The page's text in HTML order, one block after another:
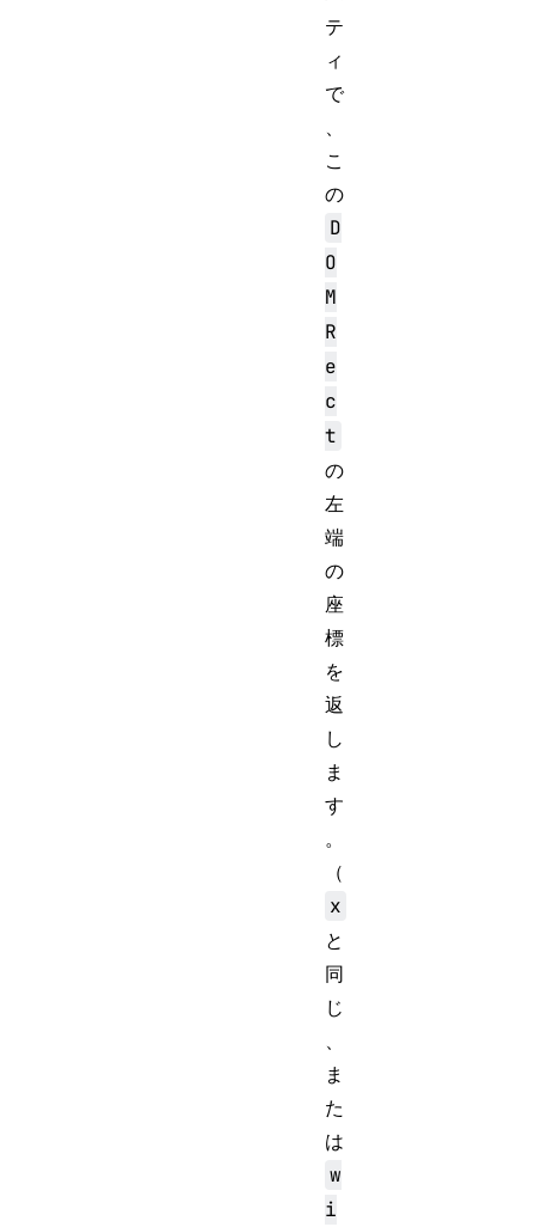
テ
ィ
で
、
こ
の
D
O
M
R
e
c
t
の
左
端
の
座
標
を
返
し
ま
す
。
（
x
と
同
じ
、
ま
た
は
w
i